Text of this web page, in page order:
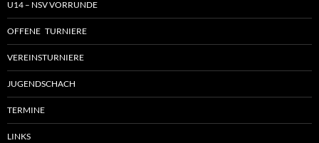
U14 – NSV VORRUNDE
OFFENE TURNIERE
VEREINSTURNIERE
JUGENDSCHACH
TERMINE
LINKS